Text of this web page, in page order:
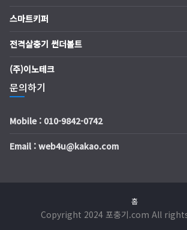
스마트키퍼
전격살충기 썬더볼트
(주)이노테크
문의하기
Mobile : 010-9842-0742
Email : web4u@kakao.com
홈
Copyright 2024 포충기.com All